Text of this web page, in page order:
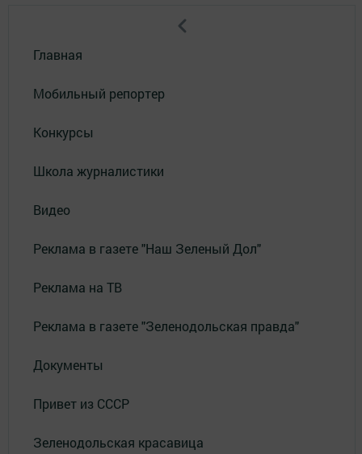
Главная
Мобильный репортер
Конкурсы
Школа журналистики
Видео
Реклама в газете "Наш Зеленый Дол"
Реклама на ТВ
Реклама в газете "Зеленодольская правда"
Документы
Привет из СССР
Зеленодольская красавица